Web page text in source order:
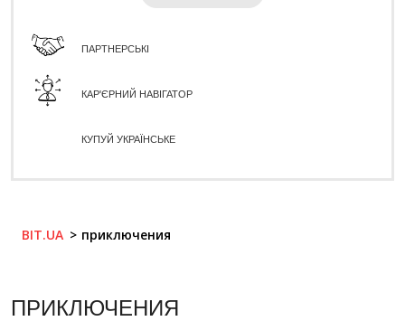
ПАРТНЕРСЬКІ
КАР'ЄРНИЙ НАВІГАТОР
КУПУЙ УКРАЇНСЬКЕ
BIT.UA приключения
ПРИКЛЮЧЕНИЯ